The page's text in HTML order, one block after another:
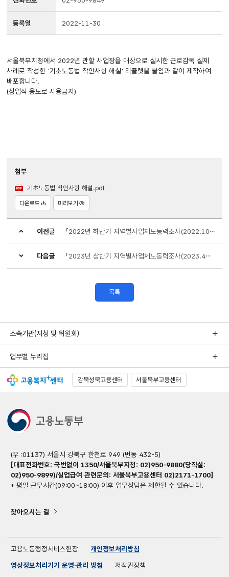
등록일 2022-11-30
서울북부지청에서 2022년 관할 사업장을 대상으로 실시한 근로감독 실제
사례로 작성한 '기초노동법 착안사항 해설' 리플렛을 붙임과 같이 제작하여
배포합니다.
(상업적 용도로 사용금지)
첨부
기초노동법 착안사항 해설.pdf
다운로드 미리보기
이전글 「2022년 하반기 지역별사업체노동력조사(2022.10월 기준)」 실시 안내
다음글 「2023년 상반기 지역별사업체노동력조사(2023.4월 기준)」 실시 안내
목록
소속기관(지청 및 위원회)
업무별 누리집
강북성북고용센터 서울북부고용센터
(우 :01137) 서울시 강북구 한천로 949 (번동 432-5)
[대표전화번호: 국번없이 1350/서울북부지청: 02)950-9880(당직실:
02)950-9899)/실업급여 관련문의: 서울북부고용센터 02)2171-1700]
* 평일 근무시간(09:00~18:00) 이후 업무상담은 제한될 수 있습니다.
찾아오시는 길
고용노동행정서비스헌장
개인정보처리방침
영상정보처리기기 운영·관리 방침
저작권정책